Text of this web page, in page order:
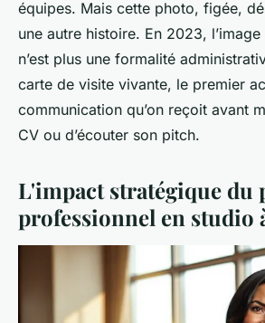
équipes. Mais cette photo, figée,
une autre histoire. En 2023, l’image
n’est plus une formalité
carte de visite vivante, le premier
communication qu’on reçoit avant
CV ou d’écouter son pitch.
L'impact stratégique du
professionnel en studio